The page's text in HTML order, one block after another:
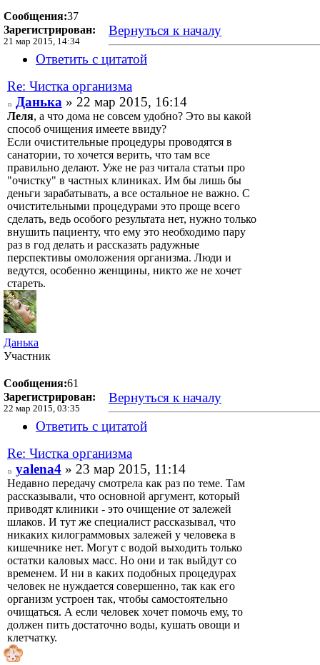
Сообщения:37
Зарегистрирован:
21 мар 2015, 14:34
Вернуться к началу
Ответить с цитатой
Re: Чистка организма
Данька » 22 мар 2015, 16:14
Леля, а что дома не совсем удобно? Это вы какой
способ очищения имеете ввиду?
Если очистительные процедуры проводятся в
санатории, то хочется верить, что там все
правильно делают. Уже не раз читала статьи про
"очистку" в частных клиниках. Им бы лишь бы
деньги зарабатывать, а все остальное не важно. С
очистительными процедурами это проще всего
сделать, ведь особого результата нет, нужно только
внушить пациенту, что ему это необходимо пару
раз в год делать и рассказать радужные
перспективы омоложения организма. Люди и
ведутся, особенно женщины, никто же не хочет
стареть.
Данька
Участник
Сообщения:61
Зарегистрирован:
22 мар 2015, 03:35
Вернуться к началу
Ответить с цитатой
Re: Чистка организма
yalena4» 23 мар 2015, 11:14
Недавно передачу смотрела как раз по теме. Там
рассказывали, что основной аргумент, который
приводят клиники - это очищение от залежей
шлаков. И тут же специалист рассказывал, что
никаких килограммовых залежей у человека в
кишечнике нет. Могут с водой выходить только
остатки каловых масс. Но они и так выйдут со
временем. И ни в каких подобных процедурах
человек не нуждается совершенно, так как его
организм устроен так, чтобы самостоятельно
очищаться. А если человек хочет помочь ему, то
должен пить достаточно воды, кушать овощи и
клетчатку.